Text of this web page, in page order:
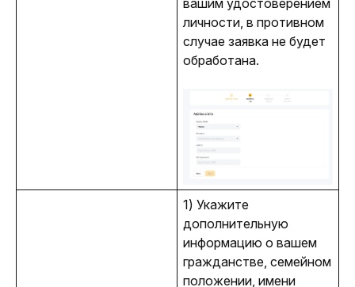
личности, в противном
случае заявка не будет
обработана.
1) Укажите
дополнительную
информацию о вашем
гражданстве, семейном
положении, имени